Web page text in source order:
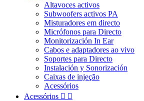
Altavoces activos
Subwoofers activos PA
Misturadores em directo
Micrófonos para Directo
Monitorización In Ear
Cabos e adaptadores ao vivo
Soportes para Directo
Instalación y Sonorización
Caixas de injeção
Acessórios
Acessórios  